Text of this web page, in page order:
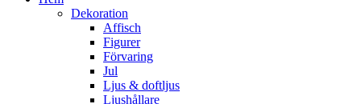
Dekoration
Affisch
Figurer
Förvaring
Jul
Ljus & doftljus
Ljushållare